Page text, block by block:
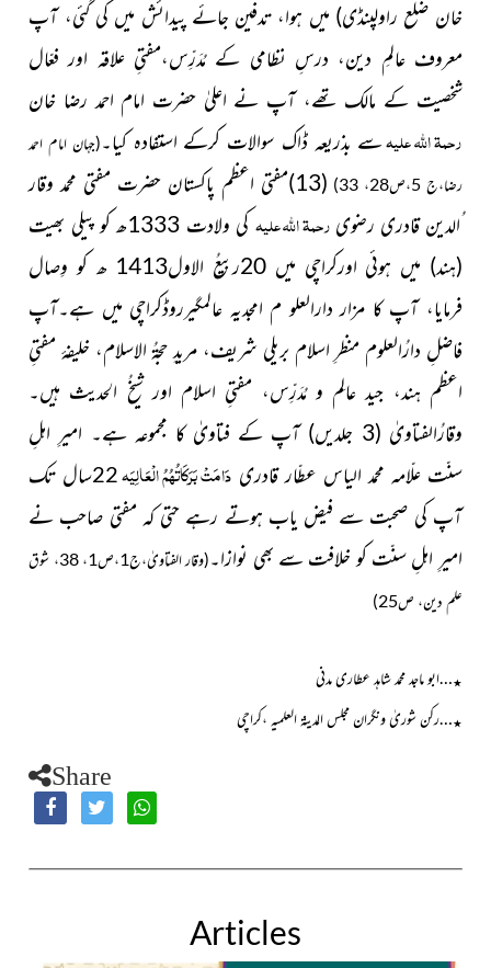
خان ضلع راولپنڈی) میں ہوا، تدفین جائے پیدائش میں کی گئی، آپ
معروف عالمِ دین، درسِ نظامی کے مُدَرِّس،مفتیِ علاقہ اور فعّال
شخصیت کے مالک تھے، آپ نے اعلیٰ حضرت امام احمد رضا خان
رحمۃ اللہ علیہسے بذریعہ ڈاک سوالات کرکے استفادہ کیا۔(جہان امام احمد
رضا،ج 5،ص28، 33)
(13)مفتی اعظم پاکستان حضرت مفتی محمد وقار
ُالدین قادری رضوی رحمۃ اللہ علیہ کی ولادت 1333ھ کو پیلی بھیت
(ہند)
میں ہوئی اورکراچی میں 20ربیعُ الاول1413 ھ کو وِصال
فرمایا، آپ کا مزار دارالعلو م امجدیہ عالمگیرروڈکراچی میں ہے۔آپ
فاضلِ دارُالعلوم منظرِ اسلام بریلی شریف، مریدِ حجۃُ الاسلام، خلیفۂ مفتیِ
اعظم ہند، جید عالِم و مُدَرِّس، مفتیِ اسلام اور شیخُ الحدیث ہیں۔
وقارُالفتاویٰ (3 جلدیں)
آپ کے فتاویٰ کا مجموعہ ہے۔ امیرِ اہلِ
سنّت علّامہ محمد الیاس عطّار قادری دَامَتْ بَرَکَاتُہُمُ الْعَالِیَہ22سال تک
آپ کی صحبت سے فیض یاب ہوتے رہے حتی کہ مفتی صاحب نے
امیرِ اہلِ سنّت کو خلافت سے بھی نوازا۔
(وقار الفتاویٰ،ج1،ص1، 38، شوق
علم دین، ص25)
٭…ابو ماجد محمد شاہد عطاری مدنی
٭…رکن شوریٰ ونگران مجلس المدینۃ العلمیہ ،کراچی
Share
Articles